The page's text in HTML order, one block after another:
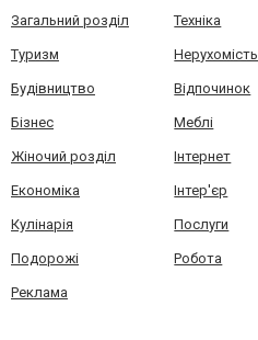
Загальний розділ Техніка
Туризм Нерухомість
Будівництво Відпочинок
Бізнес Меблі
Жіночий розділ Інтернет
Економіка Інтер'єр
Кулінарія Послуги
Подорожі Робота
Реклама